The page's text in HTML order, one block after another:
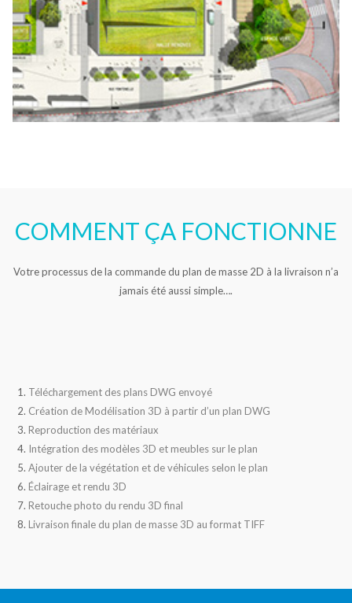
COMMENT ÇA FONCTIONNE
Votre processus de la commande du plan de masse 2D à la livraison n’a
jamais été aussi simple….
Téléchargement des plans DWG envoyé
Création de Modélisation 3D à partir d’un plan DWG
Reproduction des matériaux
Intégration des modèles 3D et meubles sur le plan
Ajouter de la végétation et de véhicules selon le plan
Éclairage et rendu 3D
Retouche photo du rendu 3D final
Livraison finale du plan de masse 3D au format TIFF